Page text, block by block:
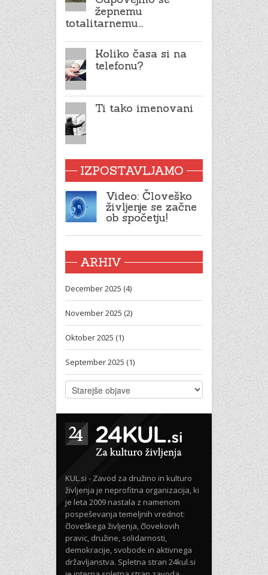
žepnemu
totalitarnemu…
Koliko časa si na
telefonu?
Ti tako imenovani
IZPOSTAVLJAMO
Video: Človeško
življenje se začne
ob spočetju!
ARHIV
December 2025 (4)
November 2025 (2)
Oktober 2025 (1)
September 2025 (1)
KUL.si - Zavod za družino in kulturo
življenja je neprofitna organizacija, ki
je leta 2009 nastala z namenom
pospeševanja temeljnih vrednot:
človeškega življenja, človekovih
pravic, družine, solidarnosti,
demokracije, svobode in aktivnega
državljanstva. Spletna stran 24kul.si